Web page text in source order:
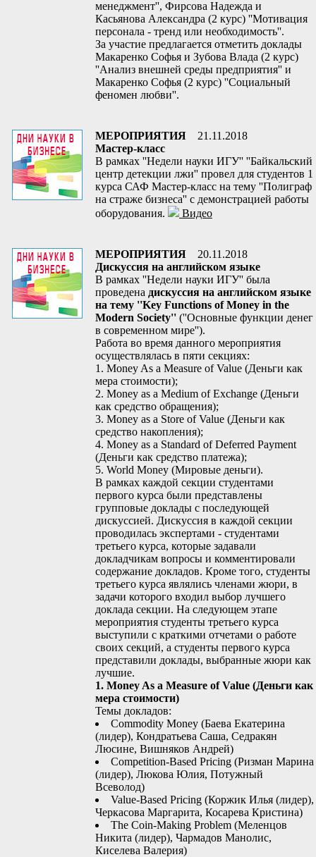
менеджмент'', Фирсова Надежда и
Касьянова Александра (2 курс) ''Мотивация
персонала - тренд или необходимость''.
За участие предлагается отметить доклады
Макаренко Софья и Зубова Влада (2 курс)
''Анализ внешней среды предприятия'' и
Макаренко Софья (2 курс) ''Социальный
феномен любви''.
МЕРОПРИЯТИЯ
21.11.2018
Мастер-класс
В рамках ''Недели науки ИГУ'' ''Байкальский
центр детекции лжи'' провел для студентов 1
курса САФ Мастер-класс на тему ''Полиграф
на страже бизнеса'' с демонстрацией работы
оборудования.
Видео
МЕРОПРИЯТИЯ
20.11.2018
Дискуссия на английском языке
В рамках ''Недели науки ИГУ'' была
проведена дискуссия на английском языке
на тему ''Key Functions of Money in the
Modern Society'' (''Основные функции денег
в современном мире'').
Работа во время данного мероприятия
осуществлялась в пяти секциях:
1. Money As a Measure of Value (Деньги как
мера стоимости);
2. Money as a Medium of Exchange (Деньги
как средство обращения);
3. Money as a Store of Value (Деньги как
средство накопления);
4. Money as a Standard of Deferred Payment
(Деньги как средство платежа);
5. World Money (Мировые деньги).
В рамках каждой секции студентами
первого курса были представлены
групповые доклады с последующей
дискуссией. Дискуссия в каждой секции
проводилась экспертами - студентами
третьего курса, которые задавали
докладчикам вопросы и комментировали
содержание докладов. Кроме того, студенты
третьего курса являлись членами жюри, в
задачи которого входил выбор лучшего
доклада секции. На следующем этапе
мероприятия студенты третьего курса
выступили с краткими отчетами о работе
своих секций, а студенты первого курса
представили доклады, выбранные жюри как
лучшие.
1. Money As a Measure of Value (Деньги как
мера стоимости)
Темы докладов:
Commodity Money (Баева Екатерина
(лидер), Кондратьева Саша, Седракян
Люсине, Вишняков Андрей)
Competition-Based Pricing (Ризман Марина
(лидер), Люкова Юлия, Потужный
Всеволод)
Value-Based Pricing (Коржик Илья (лидер),
Черкасова Маргарита, Косарева Кристина)
The Coin-Making Problem (Меленцов
Никита (лидер), Чармадов Манолис,
Киселева Валерия)